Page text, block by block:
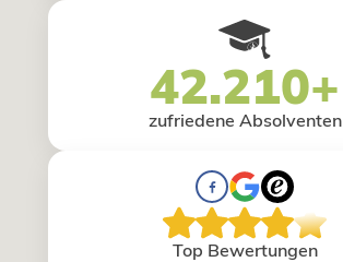
42.210+
zufriedene Absolventen
Top Bewertungen